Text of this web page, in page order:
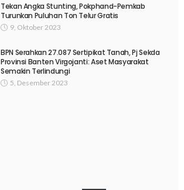
Tekan Angka Stunting, Pokphand-Pemkab
Turunkan Puluhan Ton Telur Gratis
9, Oktober 2023
BPN Serahkan 27.087 Sertipikat Tanah, Pj Sekda
Provinsi Banten Virgojanti: Aset Masyarakat
Semakin Terlindungi
5, Desember 2023